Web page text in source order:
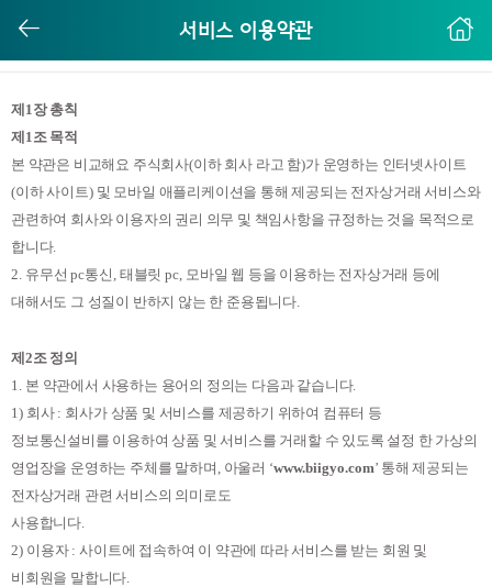
서비스 이용약관
제 1장 총칙
제 1조 목적
본 약관은 비교해요 주식회사(이하 회사 라고 함)가 운영하는 인터넷사이트
(이하 사이트) 및 모바일 애플리케이션을 통해 제공되는 전자상거래 서비스와
관련하여 회사와 이용자의 권리 의무 및 책임사항을 규정하는 것을 목적으로
합니다.
2. 유무선pc통신 , 태블릿pc, 모바일 웹 등을 이용하는 전자상거래 등에
대해서도 그 성질이 반하지 않는 한 준용됩니다.
제 2조 정의
1. 본 약관에서 사용하는 용어의 정의는 다음과 같습니다.
1) 회사 : 회사가 상품 및 서비스를 제공하기 위하여 컴퓨터 등
정보통신설비를 이용하여 상품 및 서비스를 거래할 수 있도록 설정 한 가상의
영업장을 운영하는 주체를 말하며 , 아울러 ‘www.biigyo.com’ 통해 제공되는
전자상거래 관련 서비스의 의미로도
사용합니다.
2) 이용자 :사이트에 접속하여 이 약관에 따라 서비스를 받는 회원 및
비회원을 말합니다.